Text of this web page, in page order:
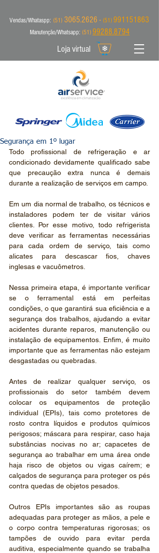
Vendas/Whataspp: (51) 3065.2626 - (51) 991151863
Manutenção/Whatsapp: (51) 99288.8794
Loja virtual
Segurança em 1º lugar
Todo profissional de refrigeração e ar
condicionado devidamente qualificado sabe
que precaução extra nunca é demais
durante a realização de serviços em campo.
Em um dia normal de trabalho, os técnicos e
instaladores podem ter de visitar vários
clientes. Por esse motivo, todo refrigerista
deve verificar as ferramentas necessárias
para cada ordem de serviço, tais como
alicates para descascar fios, chaves
inglesas e vacuômetros.
Nessa primeira etapa, é importante verificar
se o ferramental está em perfeitas
condições, o que garantirá sua eficiência e a
segurança dos trabalhos, ajudando a evitar
acidentes durante reparos, manutenção ou
instalação de equipamentos. Enfim, é muito
importante que as ferramentas não estejam
desgastadas ou quebradas.
Antes de realizar qualquer serviço, os
profissionais do setor também devem
colocar os equipamentos de proteção
individual (EPIs), tais como protetores de
rosto contra líquidos e produtos químicos
perigosos; máscara para respirar, caso haja
substâncias nocivas no ar; capacetes de
segurança ao trabalhar em uma área onde
haja risco de objetos ou vigas caírem; e
calçados de segurança para proteger os pés
contra quedas de objetos pesados.
Outros EPIs importantes são as roupas
adequadas para proteger as mãos, a pele e
o corpo contra temperaturas rigorosas; os
tampões de ouvido para evitar perda
auditiva, especialmente quando se trabalha